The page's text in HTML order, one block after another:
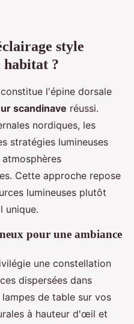
style
habitat ?
constitue l'épine dorsale
scandinave réussi.
nordiques, les
stratégies lumineuses
Cette approche repose
lumineuses plutôt
unique.
pour une ambiance
une constellation
dispersées dans
de table sur vos
à hauteur d'œil et